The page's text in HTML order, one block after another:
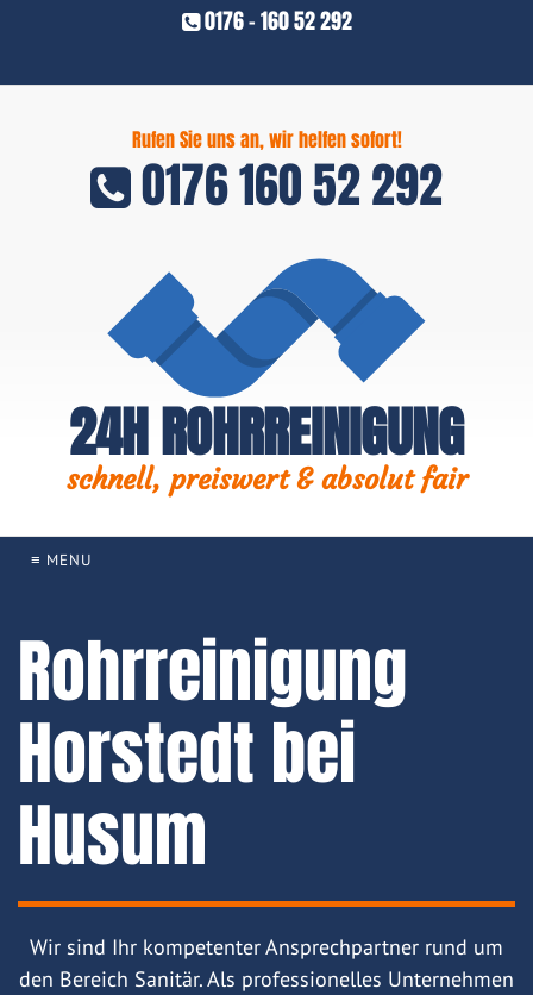
0176 - 160 52 292
Rufen Sie uns an, wir helfen sofort!
0176 160 52 292
24H ROHRREINIGUNG
schnell, preiswert & absolut fair
≡ MENU
Rohrreinigung
Horstedt bei
Husum
Wir sind Ihr kompetenter Ansprechpartner rund um
den Bereich Sanitär. Als professionelles Unternehmen